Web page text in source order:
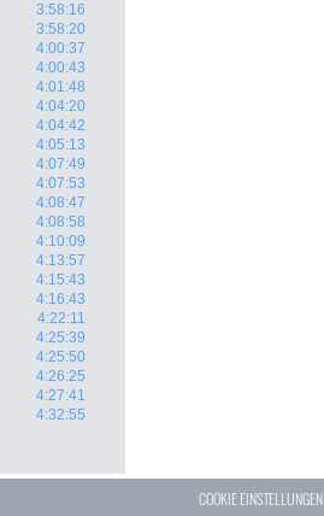
3:58:16
3:58:20
4:00:37
4:00:43
4:01:48
4:04:20
4:04:42
4:05:13
4:07:49
4:07:53
4:08:47
4:08:58
4:10:09
4:13:57
4:15:43
4:16:43
4:22:11
4:25:39
4:25:50
4:26:25
4:27:41
4:32:55
COOKIE EINSTELLUNGEN